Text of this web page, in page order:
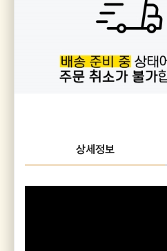
상세정보